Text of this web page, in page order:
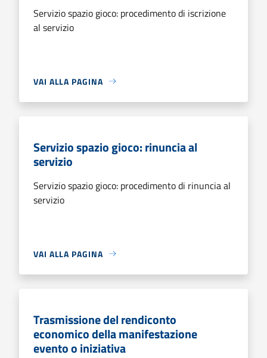
Servizio spazio gioco: procedimento di iscrizione
al servizio
VAI ALLA PAGINA
Servizio spazio gioco: rinuncia al
servizio
Servizio spazio gioco: procedimento di rinuncia al
servizio
VAI ALLA PAGINA
Trasmissione del rendiconto
economico della manifestazione
evento o iniziativa